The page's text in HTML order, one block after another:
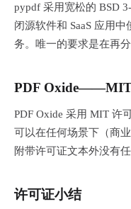
pypdf 采用宽松的 BSD
闭源软件和 SaaS 应用
务。唯一的要求是在再
PDF
PDF Oxide 采用 MIT
可以在任何场景下（商
附带许可证文本外没有任
许可证小结